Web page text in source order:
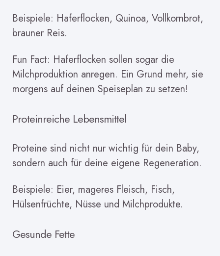
Beispiele: Haferflocken, Quinoa, Vollkornbrot,
brauner Reis.
Fun Fact: Haferflocken sollen sogar die
Milchproduktion anregen. Ein Grund mehr, sie
morgens auf deinen Speiseplan zu setzen!
Proteinreiche Lebensmittel
Proteine sind nicht nur wichtig für dein Baby,
sondern auch für deine eigene Regeneration.
Beispiele: Eier, mageres Fleisch, Fisch,
Hülsenfrüchte, Nüsse und Milchprodukte.
Gesunde Fette